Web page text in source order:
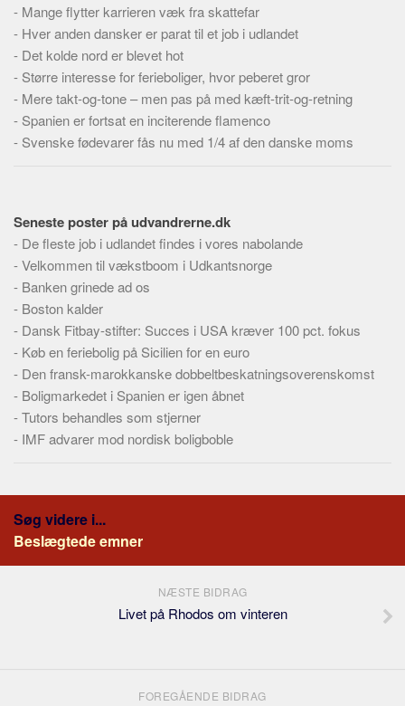
Emner
Skribenter
Personer
Steder
Kilder
Forhistorien
Redigering
Tekstannoncer
Bannere
Hjælp
- Mange flytter karrieren væk fra skattefar
- Hver anden dansker er parat til et job i udlandet
- Det kolde nord er blevet hot
- Større interesse for ferieboliger, hvor peberet gror
- Mere takt-og-tone – men pas på med kæft-trit-og-retning
- Spanien er fortsat en inciterende flamenco
- Svenske fødevarer fås nu med 1/4 af den danske moms
Seneste poster på udvandrerne.dk
- De fleste job i udlandet findes i vores nabolande
-Velkommen til vækstboom i Udkantsnorge
- Banken grinede ad os
- Boston kalder
- Dansk Fitbay-stifter: Succes i USA kræver 100 pct. fokus
- Køb en feriebolig på Sicilien for en euro
- Den fransk-marokkanske dobbeltbeskatningsoverenskomst
- Boligmarkedet i Spanien er igen åbnet
-Tutors behandles som stjerner
- IMF advarer mod nordisk boligboble
Søg videre i...
Beslægtede emner
NÆSTE BIDRAG
Livet på Rhodos om vinteren
FOREGÅENDE BIDRAG